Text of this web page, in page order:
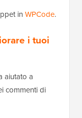
in WPCode.
i tuoi
aiutato a
commenti di